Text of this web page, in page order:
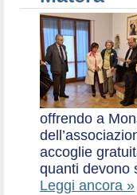
offrendo a
accoglie
quanti devono
Leggi ancora »